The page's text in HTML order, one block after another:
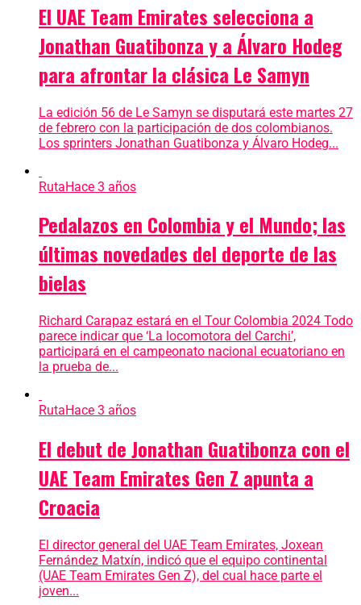
El UAE Team Emirates selecciona a
Jonathan Guatibonza y a Álvaro Hodeg
para afrontar la clásica Le Samyn
La edición 56 de Le Samyn se disputará este martes 27
de febrero con la participación de dos colombianos.
Los sprinters Jonathan Guatibonza y Álvaro Hodeg...
RutaHace 3 años
Pedalazos en Colombia y el Mundo; las
últimas novedades del deporte de las
bielas
Richard Carapaz estará en el Tour Colombia 2024 Todo
parece indicar que ‘La locomotora del Carchi’,
participará en el campeonato nacional ecuatoriano en
la prueba de...
RutaHace 3 años
El debut de Jonathan Guatibonza con el
UAE Team Emirates Gen Z apunta a
Croacia
El director general del UAE Team Emirates, Joxean
Fernández Matxín, indicó que el equipo continental
(UAE Team Emirates Gen Z), del cual hace parte el
joven...